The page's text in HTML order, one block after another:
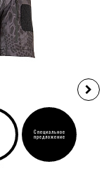
Специальное
предложение